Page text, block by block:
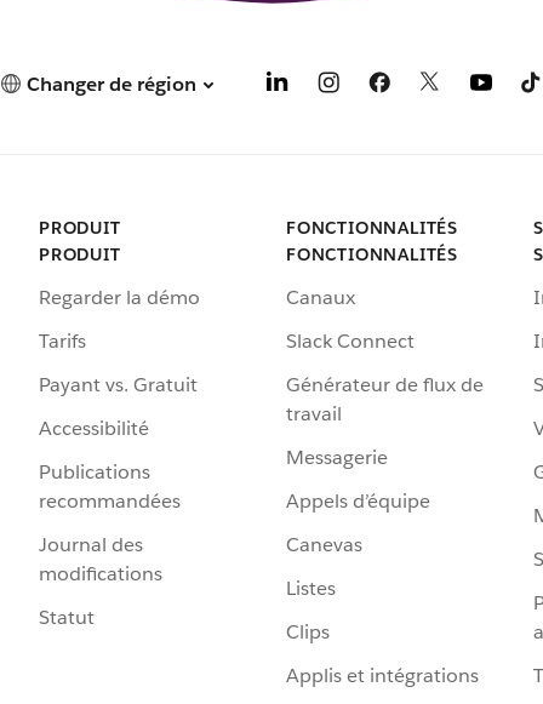
Changer de région
PRODUIT
PRODUIT
Regarder la démo
Tarifs
Payant vs. Gratuit
Accessibilité
Publications
recommandées
Journal des
modifications
Statut
FONCTIONNALITÉS
FONCTIONNALITÉS
Canaux
Slack Connect
Générateur de flux de
travail
Messagerie
Appels d’équipe
Canevas
Listes
Clips
Applis et intégrations